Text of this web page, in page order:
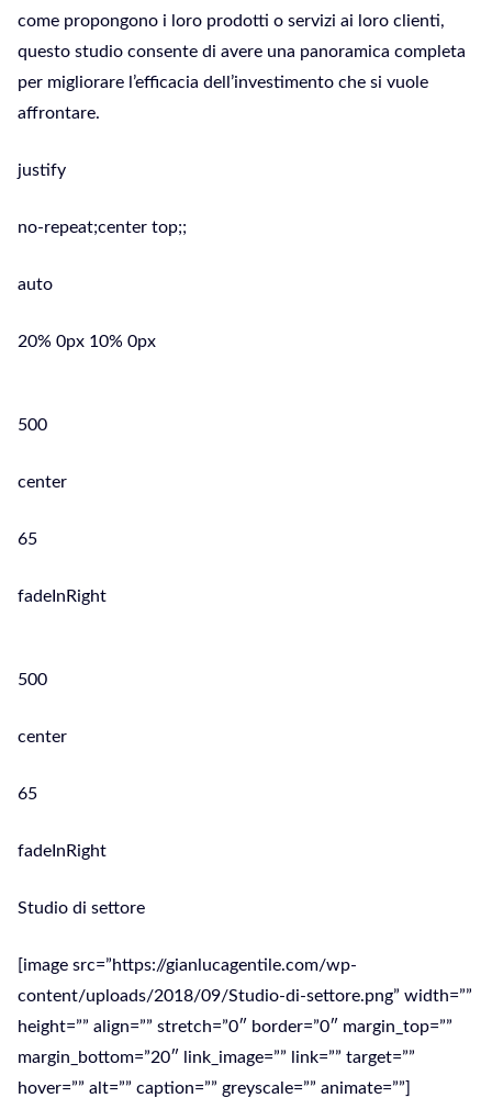
come propongono i loro prodotti o servizi ai loro clienti,
questo studio consente di avere una panoramica completa
per migliorare l’efficacia dell’investimento che si vuole
affrontare.
justify
no-repeat;center top;;
auto
20% 0px 10% 0px
500
center
65
fadeInRight
500
center
65
fadeInRight
Studio di settore
[image src=”https://gianlucagentile.com/wp-
content/uploads/2018/09/Studio-di-settore.png” width=””
height=”” align=”” stretch=”0″ border=”0″ margin_top=””
margin_bottom=”20″ link_image=”” link=”” target=””
hover=”” alt=”” caption=”” greyscale=”” animate=””]